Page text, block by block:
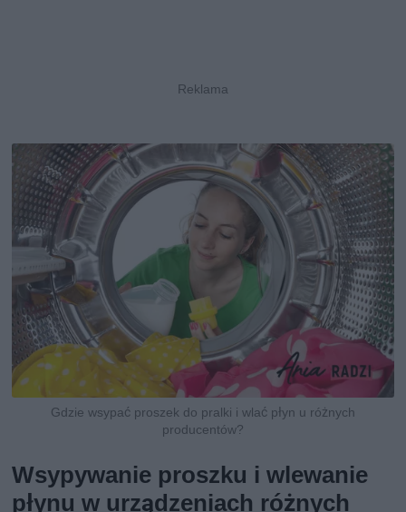
Gdzie wsypać proszek do pralki i wlać płyn u różnych
producentów?
Wsypywanie proszku i wlewanie
płynu w urządzeniach różnych